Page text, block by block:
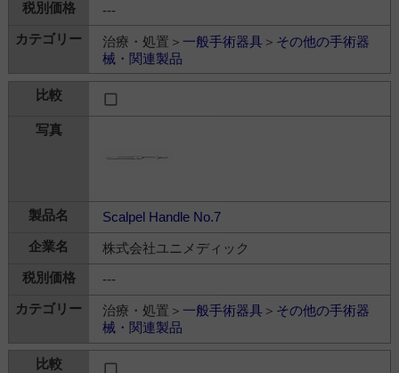
---
治療・処置＞ 一般手術器具＞ その他の手術器
械・関連製品
Scalpel Handle No.7
株式会社ユニメディック
---
治療・処置＞ 一般手術器具＞ その他の手術器
械・関連製品